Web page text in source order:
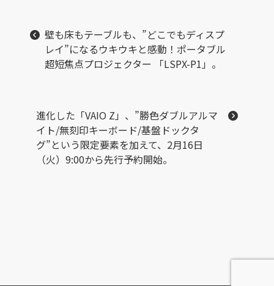
壁も床もテーブルも、”どこでもディスプ
レイ”になるウキウキと感動！ポータブル
超短焦点プロジェクター 「LSPX-P1」。
進化した「VAIO Z」、”勝色ダブルアルマ
イト/無刻印キーボード/基盤ドックタ
グ”という限定要素を加えて、2月16日
（火）9:00から先行予約開始。